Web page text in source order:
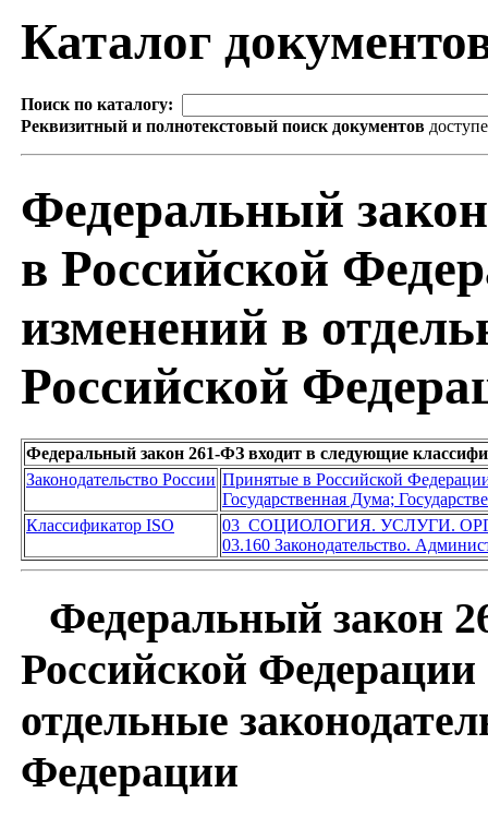
Каталог
Поиск по каталогу:
Реквизитный и полнотекстовый поиск документов
Федеральный
в Российской
изменений в
Российской
Федеральный закон 261-ФЗ входит в следующие
Законодательство России Принятые в Российской
Государственная Дума;
Классификатор ISO
03 СОЦИОЛОГИЯ. УСЛУГИ.
03.160 Законодательство.
Федеральный закон
Российской
отдельные
Федерации